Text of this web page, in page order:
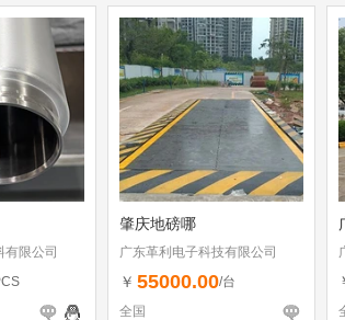
有限公司
肇庆地磅哪
广东革利电子科技有限公司
￥ 55000.00/台
全国